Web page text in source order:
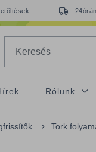
Rólunk
Tork